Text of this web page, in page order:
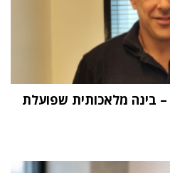
"העתיד הוא Physical AI – בינה מלאכותית שפועלת